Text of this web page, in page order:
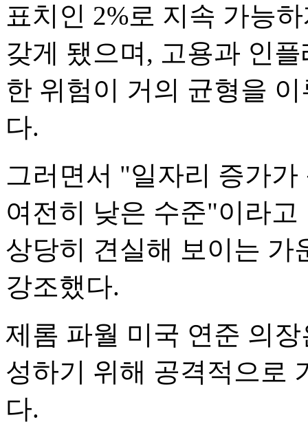
표치인 2%로 지속 가능
갖게 됐으며, 고용과 인
한 위험이 거의 균형을
다.
그러면서 "일자리 증가
여전히 낮은 수준"이라
상당히 견실해 보이는 가
강조했다.
제롬 파월 미국 연준 의
성하기 위해 공격적으로
다.